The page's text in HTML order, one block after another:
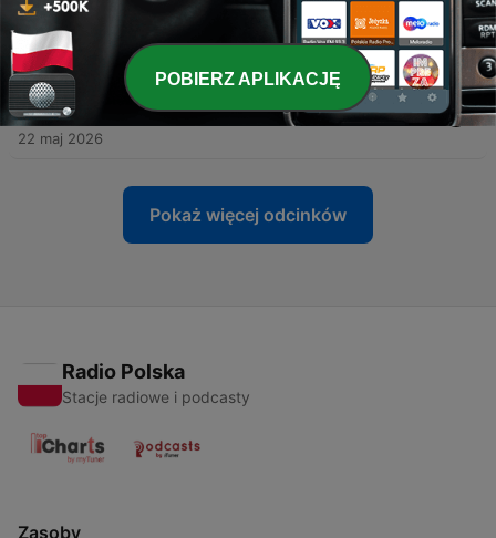
Zagadkowa śmierć młodego policjanta
12 cze 2026
28 - Czy Dave Bocks wiedział za dużo? Historie
Kryminalne
22 maj 2026
Pokaż więcej odcinków
Radio Polska
Stacje radiowe i podcasty
Zasoby
POBIERZ APLIKACJĘ